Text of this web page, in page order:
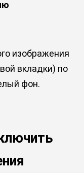
изображения
вкладки) по
фон.